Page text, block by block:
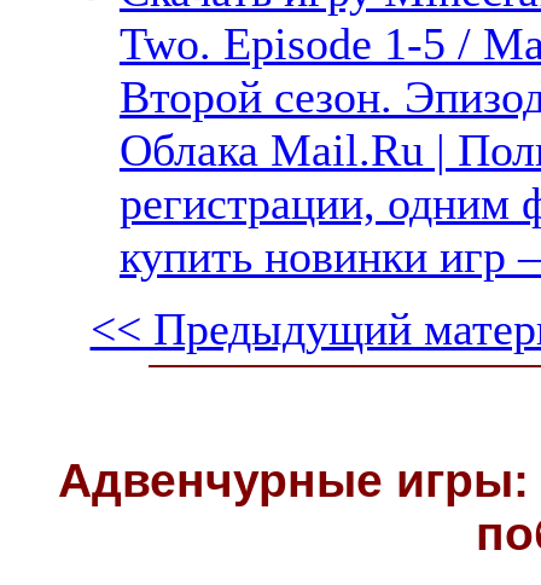
Two. Episode 1-5 /
Второй сезон.
Облака Mail.Ru |
регистрации, одним
купить новинки
<< Предыдущий
Адвенчурные